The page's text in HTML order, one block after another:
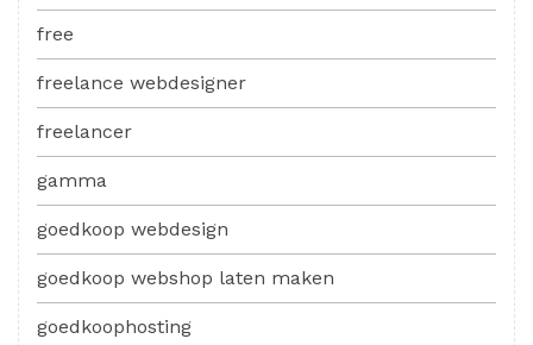
free
freelance webdesigner
freelancer
gamma
goedkoop webdesign
goedkoop webshop laten maken
goedkoophosting